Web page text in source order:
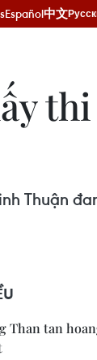
Español中文
Thuận
Than tan